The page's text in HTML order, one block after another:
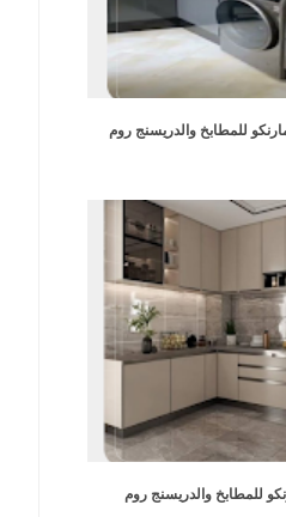
للمطابخ والدريسنج روم
للمطابخ والدريسنج روم